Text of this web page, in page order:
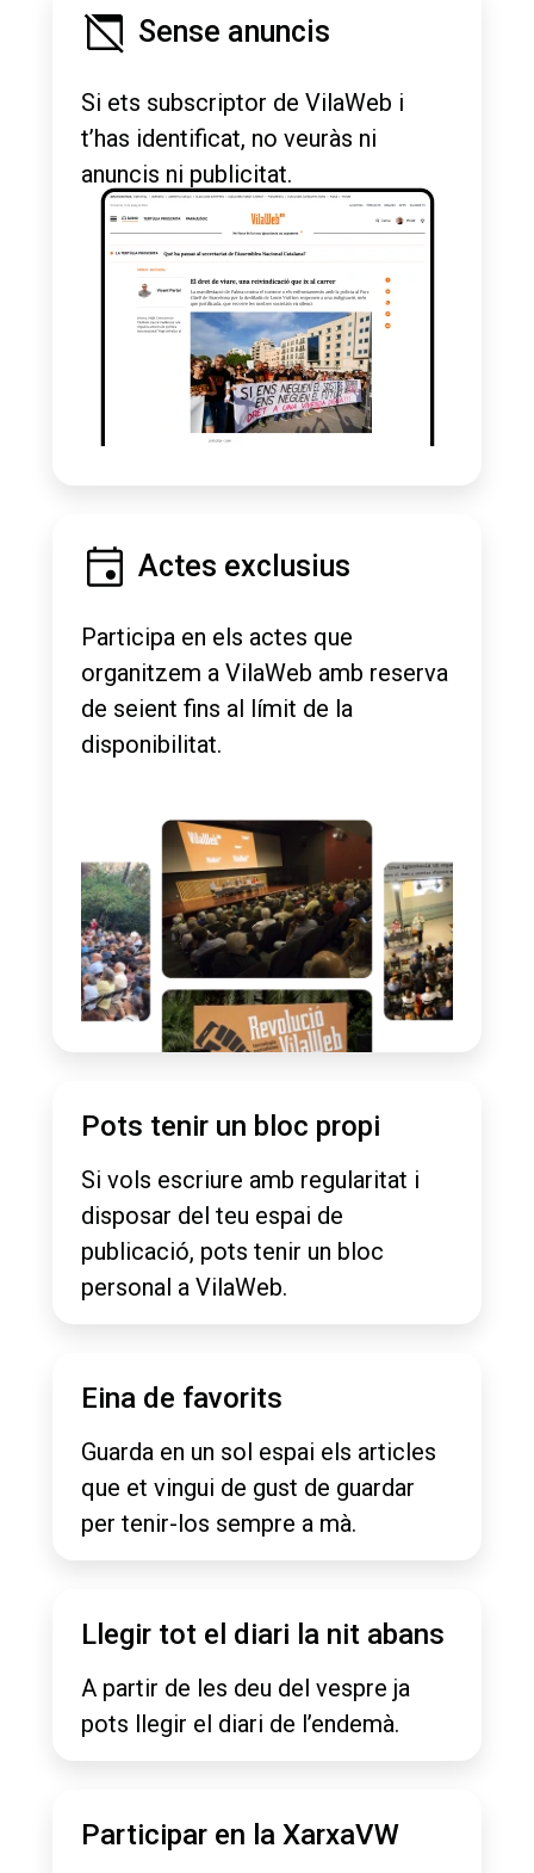
Sense anuncis
Si ets subscriptor de VilaWeb i
t’has identificat, no veuràs ni
anuncis ni publicitat.
Actes exclusius
Participa en els actes que
organitzem a VilaWeb amb reserva
de seient fins al límit de la
disponibilitat.
Pots tenir un bloc propi
Si vols escriure amb regularitat i
disposar del teu espai de
publicació, pots tenir un bloc
personal a VilaWeb.
Eina de favorits
Guarda en un sol espai els articles
que et vingui de gust de guardar
per tenir-los sempre a mà.
Llegir tot el diari la nit abans
A partir de les deu del vespre ja
pots llegir el diari de l’endemà.
Participar en la XarxaVW